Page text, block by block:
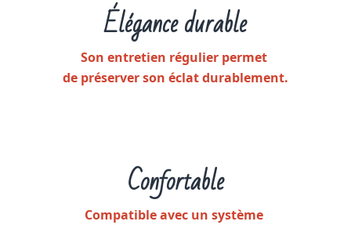
Élégance durable
Son entretien régulier permet
de préserver son éclat durablement.
Confortable
Compatible avec un système